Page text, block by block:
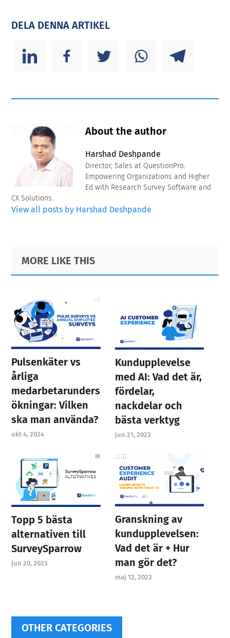
DELA DENNA ARTIKEL
About the author
Harshad Deshpande
Director, Sales at QuestionPro.
Empowering Organizations and Higher
Ed with Research Survey Software and
CX Solutions.
View all posts by Harshad Deshpande
Primary
Sidebar
Footer
MORE LIKE THIS
Pulsenkäter vs
årliga
medarbetarunders
ökningar: Vilken
ska man använda?
okt 4, 2024
Kundupplevelse
med AI: Vad det är,
fördelar,
nackdelar och
bästa verktyg
jun 21, 2023
Topp 5 bästa
alternativen till
SurveySparrow
jun 20, 2023
Granskning av
kundupplevelsen:
Vad det är + Hur
man gör det?
maj 12, 2023
OTHER CATEGORIES